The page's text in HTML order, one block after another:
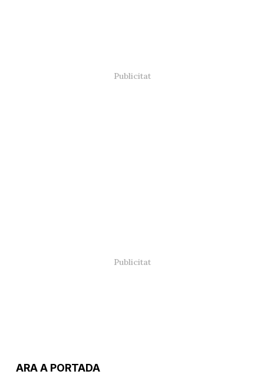
ARA A PORTADA